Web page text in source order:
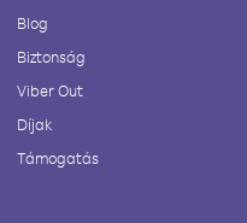
Blog
Biztonság
Viber Out
Díjak
Támogatás